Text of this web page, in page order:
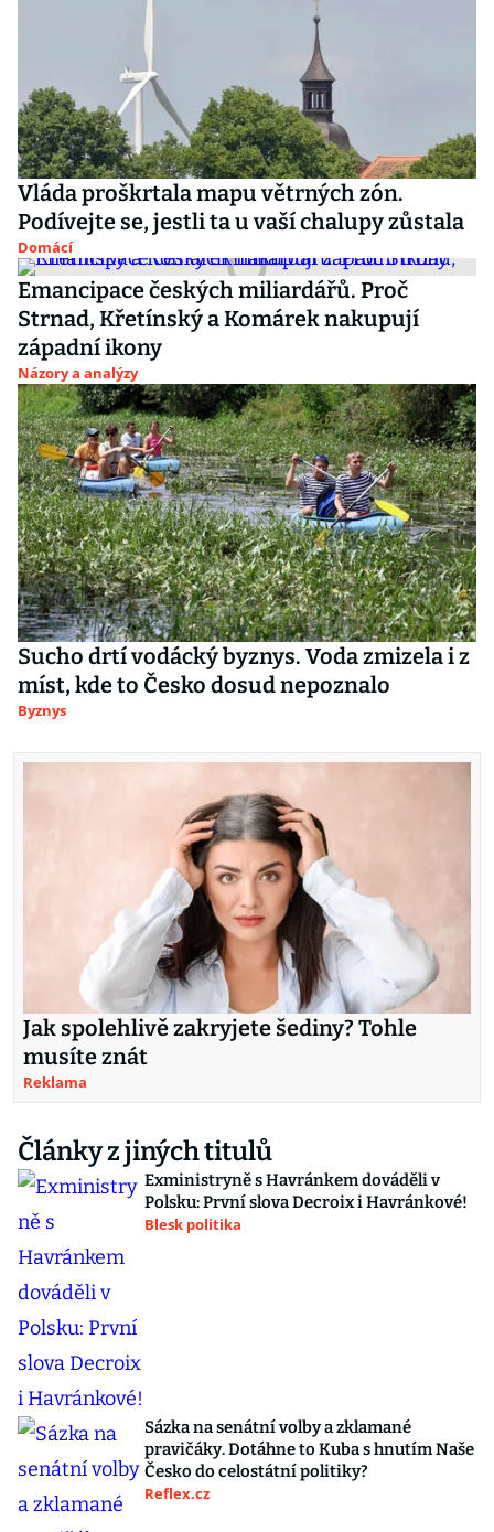
Vláda proškrtala mapu větrných zón.
Podívejte se, jestli ta u vaší chalupy zůstala
Domácí
Emancipace českých miliardářů. Proč
Strnad, Křetínský a Komárek nakupují
západní ikony
Názory a analýzy
Sucho drtí vodácký byznys. Voda zmizela i z
míst, kde to Česko dosud nepoznalo
Byznys
Jak spolehlivě zakryjete šediny? Tohle
musíte znát
Reklama
Články z jiných titulů
Exministryně s Havránkem dováděli v
Polsku: První slova Decroix i Havránkové!
Blesk politika
Sázka na senátní volby a zklamané
pravičáky. Dotáhne to Kuba s hnutím Naše
Česko do celostátní politiky?
Reflex.cz